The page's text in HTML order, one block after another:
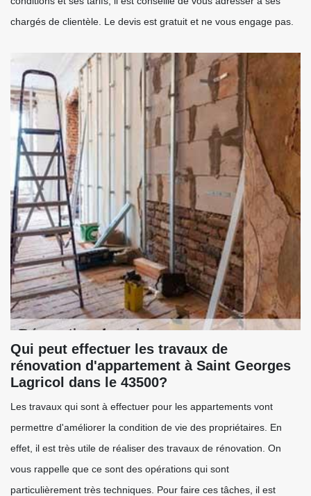
chargés de clientèle. Le devis est gratuit et ne vous engage pas.
Qui peut effectuer les travaux de
rénovation d'appartement à Saint Georges
Lagricol dans le 43500?
Les travaux qui sont à effectuer pour les appartements vont
permettre d'améliorer la condition de vie des propriétaires. En
effet, il est très utile de réaliser des travaux de rénovation. On
vous rappelle que ce sont des opérations qui sont
particulièrement très techniques. Pour faire ces tâches, il est